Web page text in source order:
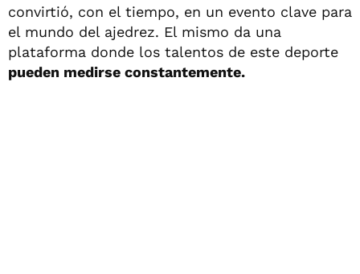
convirtió, con el tiempo, en un evento clave para
el mundo del ajedrez. El mismo da una
plataforma donde los talentos de este deporte
pueden medirse constantemente.